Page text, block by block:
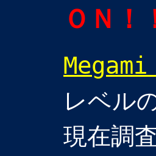
ＯＮ！
Megami
レベル
現在調